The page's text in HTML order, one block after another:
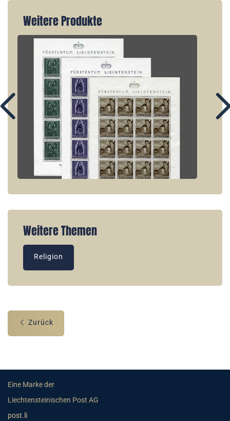
Weitere Produkte
Weitere Themen
Religion
Zurück
Eine Marke der
Liechtensteinischen Post AG
post.li